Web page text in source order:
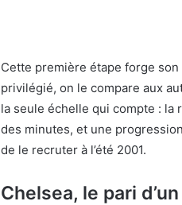
Cette première étape forge
privilégié, on le compare aux
la seule échelle qui compte : la
des minutes, et une
de le recruter à l’été 2001.
Chelsea, le pari